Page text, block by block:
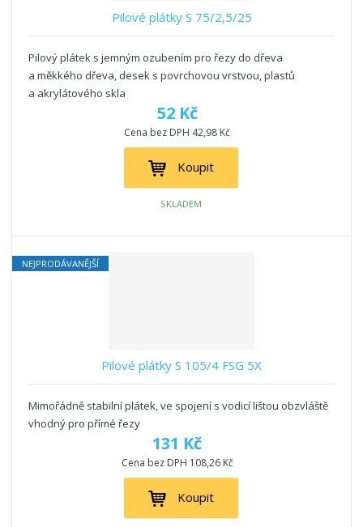
Pilové plátky S 75/2,5/25
Pilový plátek s jemným ozubením pro řezy do dřeva
a měkkého dřeva, desek s povrchovou vrstvou, plastů
a akrylátového skla
52 Kč
Cena bez DPH 42,98 Kč
Koupit
SKLADEM
Pilové plátky S 105/4 FSG 5X
NEJPRODÁVANĚJŠÍ
Mimořádně stabilní plátek, ve spojení s vodicí lištou obzvláště
vhodný pro přímé řezy
131 Kč
Cena bez DPH 108,26 Kč
Koupit